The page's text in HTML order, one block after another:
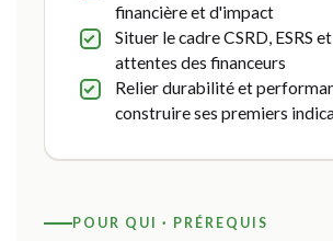
financière et d'impact
Situer le cadre CSRD, ESRS
attentes des financeurs
Relier durabilité et
construire ses premiers
POUR QUI · PRÉREQUIS